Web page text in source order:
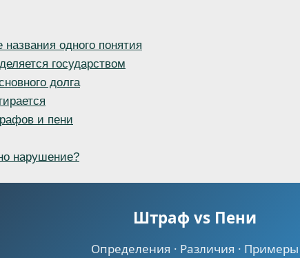
одного понятия
государством
долга
и пени
нарушение?
Штраф vs Пени
Определения · Различия · Примеры